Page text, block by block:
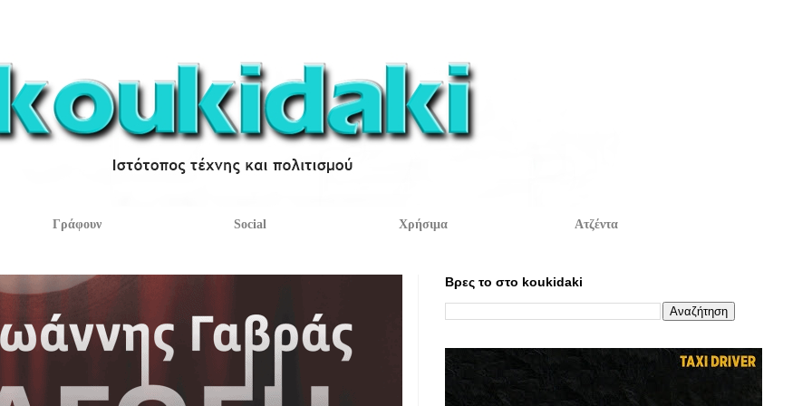
Γράφουν Social Χρήσιμα Ατζέντα
Βρες το στο koukidaki